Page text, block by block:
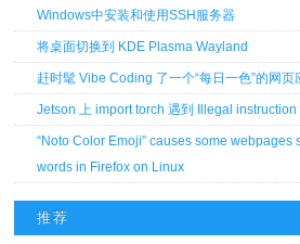
Windows中安装和使用SSH服务器
将桌面切换到 KDE Plasma Wayland
赶时髦 Vibe Coding 了一个“每日一色”的网页
Jetson 上 import torch 遇到 Illegal instruction
“Noto Color Emoji” causes some
words in Firefox on Linux
推荐